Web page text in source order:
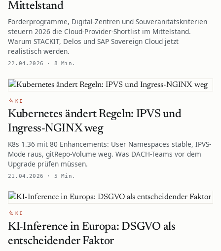
Mittelstand
Förderprogramme, Digital-Zentren und Souveränitätskriterien
steuern 2026 die Cloud-Provider-Shortlist im Mittelstand.
Warum STACKIT, Delos und SAP Sovereign Cloud jetzt
realistisch werden.
22.04.2026 · 8 Min.
KI
Kubernetes ändert Regeln: IPVS und
Ingress-NGINX weg
K8s 1.36 mit 80 Enhancements: User Namespaces stable, IPVS-
Mode raus, gitRepo-Volume weg. Was DACH-Teams vor dem
Upgrade prüfen müssen.
21.04.2026 · 5 Min.
KI
KI-Inference in Europa: DSGVO als
entscheidender Faktor